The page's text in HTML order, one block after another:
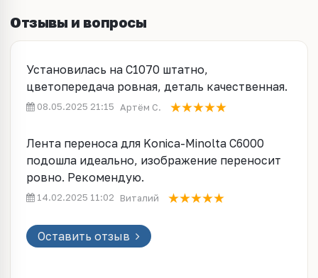
Отзывы и вопросы
Установилась на C1070 штатно,
цветопередача ровная, деталь качественная.
08.05.2025 21:15 Артём С.
Лента переноса для Konica-Minolta C6000
подошла идеально, изображение переносит
ровно. Рекомендую.
14.02.2025 11:02 Виталий
Оставить отзыв